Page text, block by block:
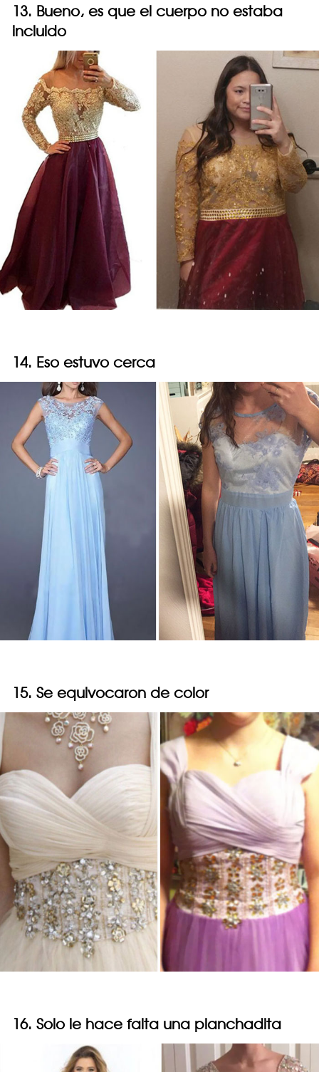
13. Bueno, es que el cuerpo no estaba
incluido
14. Eso estuvo cerca
15. Se equivocaron de color
16. Solo le hace falta una planchadita